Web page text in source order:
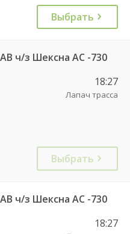
Выбрать
ч/з Шексна АC -730
18:27
Лапач трасса
Выбрать
ч/з Шексна АC -730
18:27